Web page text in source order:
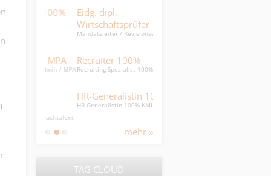
100%
/ MPA
Eidg. dipl.
Wirtschaftsprüfer
Mandatsleiter / Revisionsexperte /
Recruiter 100%
Recruiting-Spezialist 100%
(Betriebswirtschafter HF)
HR-Generalistin 100%
HR-Generalistin 100% KMU
sucht Job
per sofort oder nach Vereinbarung
(Industrie)
HR Generalistin 50 - 60%
mehr »
TAG CLOUD